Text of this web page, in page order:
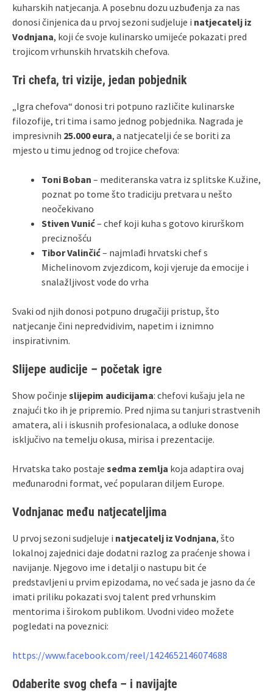
kuharskih natjecanja. A posebnu dozu uzbuđenja za nas
donosi činjenica da u prvoj sezoni sudjeluje i natjecatelj iz
Vodnjana, koji će svoje kulinarsko umijeće pokazati pred
trojicom vrhunskih hrvatskih chefova.
Tri chefa, tri vizije, jedan pobjednik
„Igra chefova“ donosi tri potpuno različite kulinarske
filozofije, tri tima i samo jednog pobjednika. Nagrada je
impresivnih 25.000 eura, a natjecatelji će se boriti za
mjesto u timu jednog od trojice chefova:
Toni Boban – mediteranska vatra iz splitske K.užine,
poznat po tome što tradiciju pretvara u nešto
neočekivano
Stiven Vunić– chef koji kuha s gotovo kirurškom
preciznošću
Tibor Valinčić– najmlađi hrvatski chef s
Michelinovom zvjezdicom, koji vjeruje da emocije i
snalažljivost vode do vrha
Svaki od njih donosi potpuno drugačiji pristup, što
natjecanje čini nepredvidivim, napetim i iznimno
inspirativnim.
Slijepe audicije – početak igre
Show počinje slijepim audicijama: chefovi kušaju jela ne
znajući tko ih je pripremio. Pred njima su tanjuri strastvenih
amatera, ali i iskusnih profesionalaca, a odluke donose
isključivo na temelju okusa, mirisa i prezentacije.
Hrvatska tako postaje sedma zemlja koja adaptira ovaj
međunarodni format, već popularan diljem Europe.
Vodnjanac među natjecateljima
U prvoj sezoni sudjeluje i natjecatelj iz Vodnjana, što
lokalnoj zajednici daje dodatni razlog za praćenje showa i
navijanje. Njegovo ime i detalji o nastupu bit će
predstavljeni u prvim epizodama, no već sada je jasno da će
imati priliku pokazati svoj talent pred vrhunskim
mentorima i širokom publikom. Uvodni video možete
pogledati na poveznici:
https://www.facebook.com/reel/1424652146074688
Odaberite svog chefa – i navijajte